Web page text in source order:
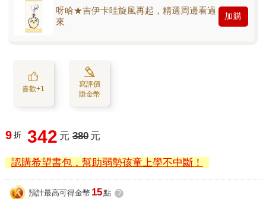
呀哈★吉伊卡哇旋風再起，精選周邊看過
來
加購
喜歡+1
寫評價
賺金幣
9 折 342 元 380 元
認購希望書包，幫助弱勢孩童上學不中斷！
預計最高可得金幣 15點 ?